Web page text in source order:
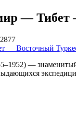
— Тибет
2877
—